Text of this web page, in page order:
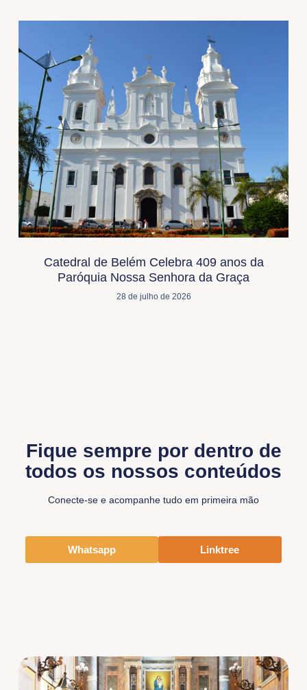
Catedral de Belém Celebra 409 anos da
Paróquia Nossa Senhora da Graça
28 de julho de 2026
Fique sempre por dentro de
todos os nossos conteúdos
Conecte-se e acompanhe tudo em primeira mão
Whatsapp Linktree